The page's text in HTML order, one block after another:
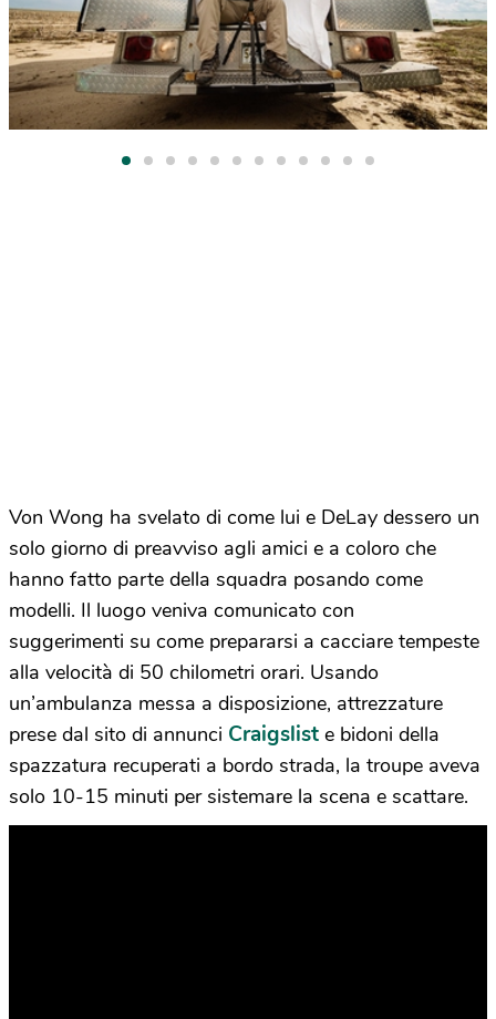
Von Wong ha svelato di come lui e DeLay dessero un
solo giorno di preavviso agli amici e a coloro che
hanno fatto parte della squadra posando come
modelli. Il luogo veniva comunicato con
suggerimenti su come prepararsi a cacciare tempeste
alla velocità di 50 chilometri orari. Usando
un’ambulanza messa a disposizione, attrezzature
prese dal sito di annunci Craigslist e bidoni della
spazzatura recuperati a bordo strada, la troupe aveva
solo 10-15 minuti per sistemare la scena e scattare.